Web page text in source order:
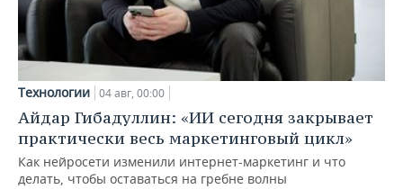
Технологии 04 авг, 00:00
Айдар Гибадуллин: «ИИ сегодня закрывает
практически весь маркетинговый цикл»
Как нейросети изменили интернет-маркетинг и что
делать, чтобы оставаться на гребне волны